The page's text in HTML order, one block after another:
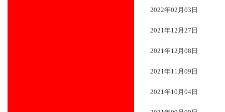
2022年02月03日
2021年12月27日
2021年12月08日
2021年11月09日
2021年10月04日